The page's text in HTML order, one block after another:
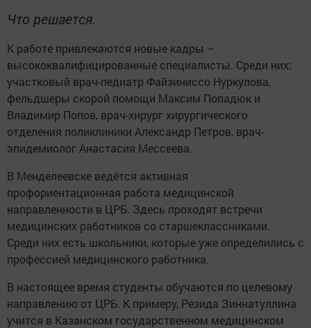
Что решается.
К работе привлекаются новые кадры –
высококвалифицированные специалисты. Среди них:
участковый врач-педиатр Файзиниссо Нуркулова,
фельдшеры скорой помощи Максим Попадюк и
Владимир Попов, врач-хирург хирургического
отделения поликлиники Александр Петров, врач-
эпидемиолог Анастасия Мессеева.
В Менделеевске ведётся активная
профориентационная работа медицинской
направленности в ЦРБ. Здесь проходят встречи
медицинских работников со старшеклассниками.
Среди них есть школьники, которые уже определились с
профессией медицинского работника.
В настоящее время студенты обучаются по целевому
направлению от ЦРБ. К примеру, Резида Зиннатуллина
учится в Казанском государственном медицинском